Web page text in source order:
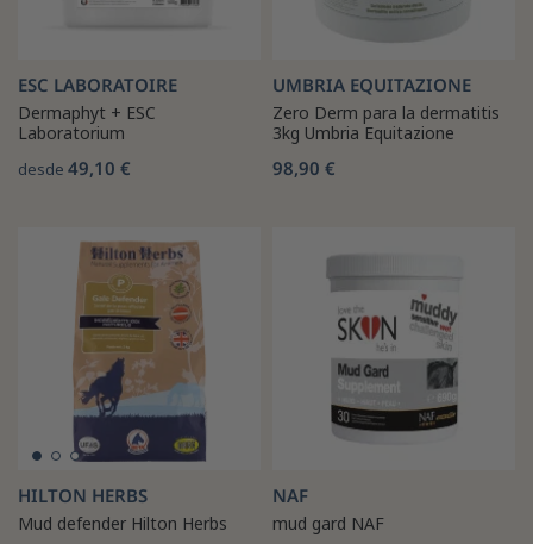
ESC LABORATOIRE
Dermaphyt + ESC
Laboratorium
desde 49,10 €
UMBRIA EQUITAZIONE
Zero Derm para la dermatitis
3kg Umbria Equitazione
98,90 €
HILTON HERBS
Mud defender Hilton Herbs
NAF
mud gard NAF